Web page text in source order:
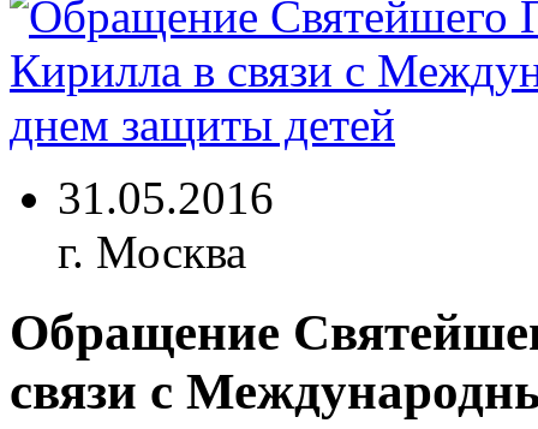
31.05.2016
г. Москва
Обращение
связи с